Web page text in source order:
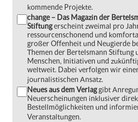
kommende Projekte.
change – Das Magazin der
Stiftungerscheint zweimal pro
ressourcenschonend und
großer Offenheit und Neugierde
Themen der Bertelsmann Stiftung
Menschen, Initiativen und
weltweit. Dabei verfolgen wir
journalistischen Ansatz.
Neues aus dem Verlaggibt
Neuerscheinungen inklusiver
Bestellmöglichkeiten und
Veranstaltungen.